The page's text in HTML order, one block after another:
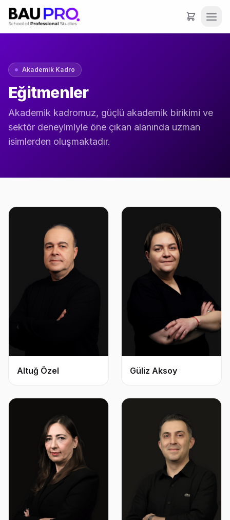
Akademik Kadro
Eğitmenler
Akademik kadromuz, güçlü akademik birikimi ve
sektör deneyimiyle öne çıkan alanında uzman
isimlerden oluşmaktadır.
Altuğ Özel Güliz Aksoy